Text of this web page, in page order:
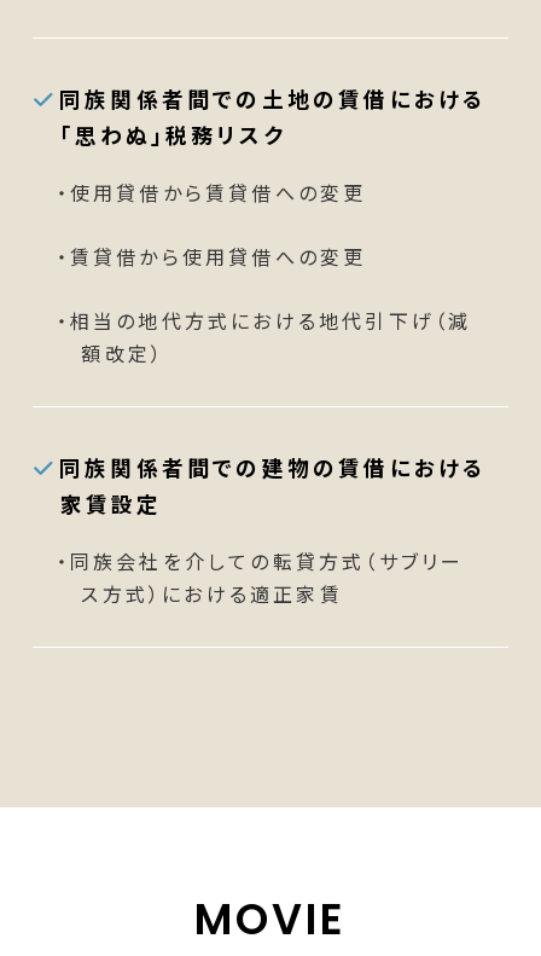
同族関係者間での土地の賃借における
「思わぬ」税務リスク
・使用貸借から賃貸借への変更
・賃貸借から使用貸借への変更
・相当の地代方式における地代引下げ（減
額改定）
同族関係者間での建物の賃借における
家賃設定
・同族会社を介しての転貸方式（サブリー
ス方式）における適正家賃
MOVIE